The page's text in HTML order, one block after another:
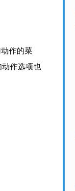
动作的菜
作选项也